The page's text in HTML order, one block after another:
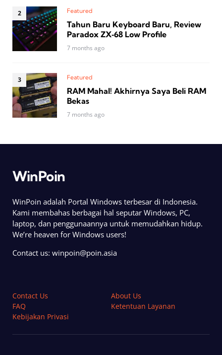
Featured
Tahun Baru Keyboard Baru, Review
Paradox ZX‑68 Low Profile
7 months ago
Featured
RAM Mahal! Akhirnya Saya Beli RAM
Bekas
7 months ago
WinPoin
WinPoin adalah Portal Windows terbesar di Indonesia.
Kami membahas berbagai hal seputar Windows, PC,
laptop, dan penggunaannya untuk memudahkan hidup.
We’re heaven for Windows users!
Contact us: winpoin@poin.asia
Contact Us
About Us
FAQ
Ketentuan Layanan
Kebijakan Privasi